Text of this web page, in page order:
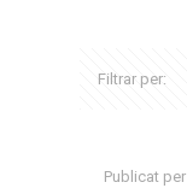
Filtrar per:
Publicat per